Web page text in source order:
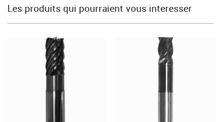
Les produits qui pourraient vous interesser